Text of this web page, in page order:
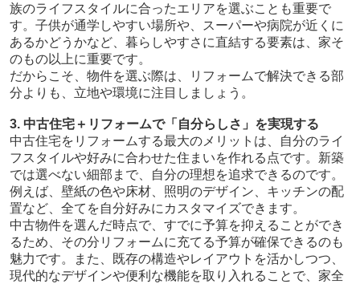
族のライフスタイルに合ったエリアを選ぶことも重要で
す。子供が通学しやすい場所や、スーパーや病院が近くに
あるかどうかなど、暮らしやすさに直結する要素は、家そ
のもの以上に重要です。
だからこそ、物件を選ぶ際は、リフォームで解決できる部
分よりも、立地や環境に注目しましょう。
3. 中古住宅＋リフォームで「自分らしさ」を実現する
中古住宅をリフォームする最大のメリットは、自分のライ
フスタイルや好みに合わせた住まいを作れる点です。新築
では選べない細部まで、自分の理想を追求できるのです。
例えば、壁紙の色や床材、照明のデザイン、キッチンの配
置など、全てを自分好みにカスタマイズできます。
中古物件を選んだ時点で、すでに予算を抑えることができ
るため、その分リフォームに充てる予算が確保できるのも
魅力です。また、既存の構造やレイアウトを活かしつつ、
現代的なデザインや便利な機能を取り入れることで、家全